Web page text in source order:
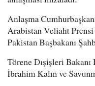
Anlaşma
Arabistan Veliaht
Pakistan Başbakanı
Törene Dışişleri
İbrahim Kalın ve